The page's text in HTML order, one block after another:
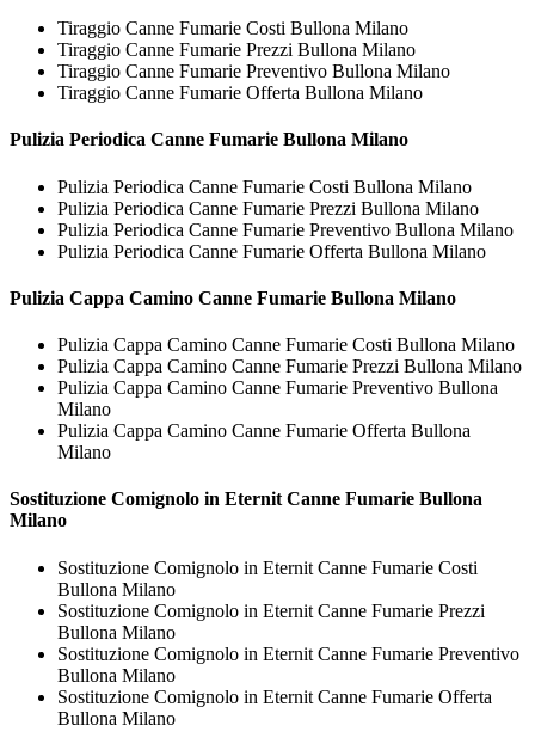
Tiraggio Canne Fumarie Costi Bullona Milano
Tiraggio Canne Fumarie Prezzi Bullona Milano
Tiraggio Canne Fumarie Preventivo Bullona Milano
Tiraggio Canne Fumarie Offerta Bullona Milano
Pulizia Periodica Canne Fumarie Bullona Milano
Pulizia Periodica Canne Fumarie Costi Bullona Milano
Pulizia Periodica Canne Fumarie Prezzi Bullona Milano
Pulizia Periodica Canne Fumarie Preventivo Bullona Milano
Pulizia Periodica Canne Fumarie Offerta Bullona Milano
Pulizia Cappa Camino Canne Fumarie Bullona Milano
Pulizia Cappa Camino Canne Fumarie Costi Bullona Milano
Pulizia Cappa Camino Canne Fumarie Prezzi Bullona Milano
Pulizia Cappa Camino Canne Fumarie Preventivo Bullona
Milano
Pulizia Cappa Camino Canne Fumarie Offerta Bullona
Milano
Sostituzione Comignolo in Eternit Canne Fumarie Bullona
Milano
Sostituzione Comignolo in Eternit Canne Fumarie Costi
Bullona Milano
Sostituzione Comignolo in Eternit Canne Fumarie Prezzi
Bullona Milano
Sostituzione Comignolo in Eternit Canne Fumarie Preventivo
Bullona Milano
Sostituzione Comignolo in Eternit Canne Fumarie Offerta
Bullona Milano